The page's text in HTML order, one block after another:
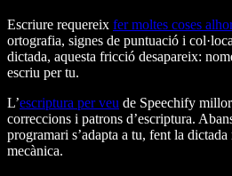
Escriure requereix fer moltes coses
ortografia, signes de puntuació i
dictada, aquesta fricció desapareix:
escriu per tu.
L’escriptura per veu de Speechify
correccions i patrons d’escriptura.
programari s’adapta a tu, fent la
mecànica.